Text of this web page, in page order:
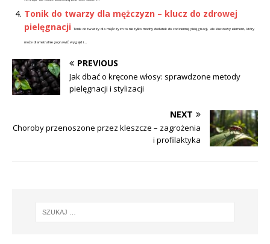
Tonik do twarzy dla mężczyzn – klucz do zdrowej
pielęgnacji
Tonik do twarzy dla mężczyzn to nie tylko modny dodatek do codziennej pielęgnacji, ale kluczowy element, który
może diametralnie poprawić wygląd i...
PREVIOUS
Jak dbać o kręcone włosy: sprawdzone metody
pielęgnacji i stylizacji
NEXT
Choroby przenoszone przez kleszcze – zagrożenia
i profilaktyka